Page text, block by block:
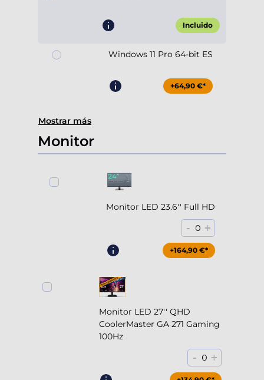
Incluido
Windows 11 Pro 64-bit ES
+64,90 €*
Mostrar más
Monitor
Monitor LED 23.6'' Full HD
- 0 +
+164,90 €*
Monitor LED 27'' QHD
CoolerMaster GA 271 Gaming
100Hz
- 0 +